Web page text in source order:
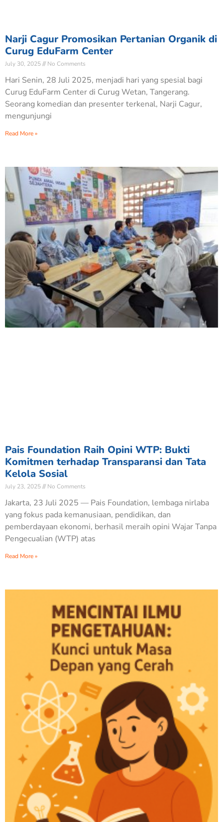
Narji Cagur Promosikan Pertanian Organik di
Curug EduFarm Center
July 30, 2025 No Comments
Hari Senin, 28 Juli 2025, menjadi hari yang spesial bagi
Curug EduFarm Center di Curug Wetan, Tangerang.
Seorang komedian dan presenter terkenal, Narji Cagur,
mengunjungi
Read More »
Pais Foundation Raih Opini WTP: Bukti
Komitmen terhadap Transparansi dan Tata
Kelola Sosial
July 23, 2025 No Comments
Jakarta, 23 Juli 2025 — Pais Foundation, lembaga nirlaba
yang fokus pada kemanusiaan, pendidikan, dan
pemberdayaan ekonomi, berhasil meraih opini Wajar Tanpa
Pengecualian (WTP) atas
Read More »